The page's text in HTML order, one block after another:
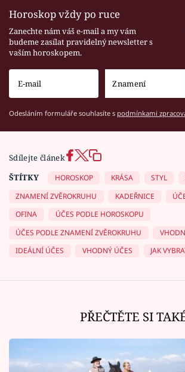
Horoskop vždy po ruce
Zanechte nám váš e-mail a my vám
budeme zasílat pravidelný newsletter s
vaším horoskopem.
Odesláním formuláře souhlasíte s podmínkami
Sdílejte článek
ŠTÍTKY
HOROSKOP KRÁSA STYL
ZNAMENÍ ZVĚROKRUHU
KADEŘNICE
OFINA
ÚČES PODLE HOROSKOPU
ÚČES PODLE ZNAMENÍ ZVĚROKRUHU
IDEÁLNÍ ÚČES
VHODNÝ ÚČES JAK
PŘEČTĚTE SI